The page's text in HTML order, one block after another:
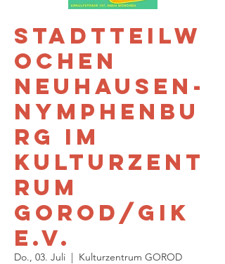
Stadtteilw
ochen
Neuhausen-
Nymphenbu
rg im
Kulturzent
rum
GOROD/GIK
e.V.
Do., 03. Juli
  |
Kulturzentrum GOROD